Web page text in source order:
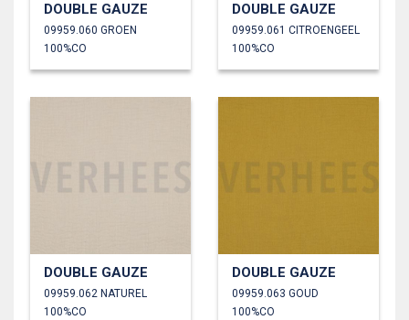
DOUBLE GAUZE
09959.060 GROEN
100%CO
DOUBLE GAUZE
09959.061 CITROENGEEL
100%CO
DOUBLE GAUZE
09959.062 NATUREL
100%CO
DOUBLE GAUZE
09959.063 GOUD
100%CO